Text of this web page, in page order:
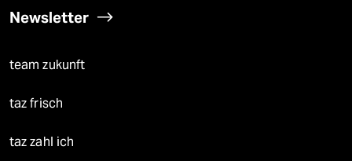
Newsletter
team zukunft
taz frisch
taz zahl ich